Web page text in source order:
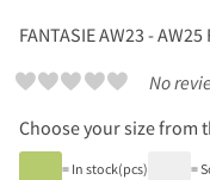
FANTASIEAW23 - AW25
No
Choose your size from
= In stock(pcs) =